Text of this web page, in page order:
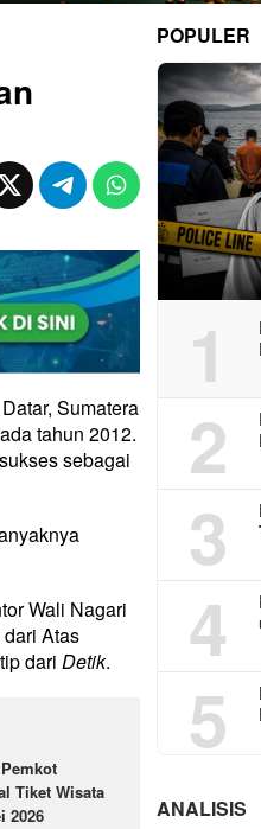
Sumatera
tahun 2012.
sebagai
Wali Nagari
Atas
dari Detik.
Tiket Wisata
2026
POPULER
1
2
3
4
5
ANALISIS